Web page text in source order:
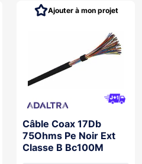
Câble Coax 17Db
75Ohms Pe Noir Ext
Classe B Bc100M
Ajouter à mon projet